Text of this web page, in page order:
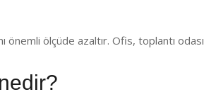
önemli ölçüde azaltır. Ofis, toplantı odası